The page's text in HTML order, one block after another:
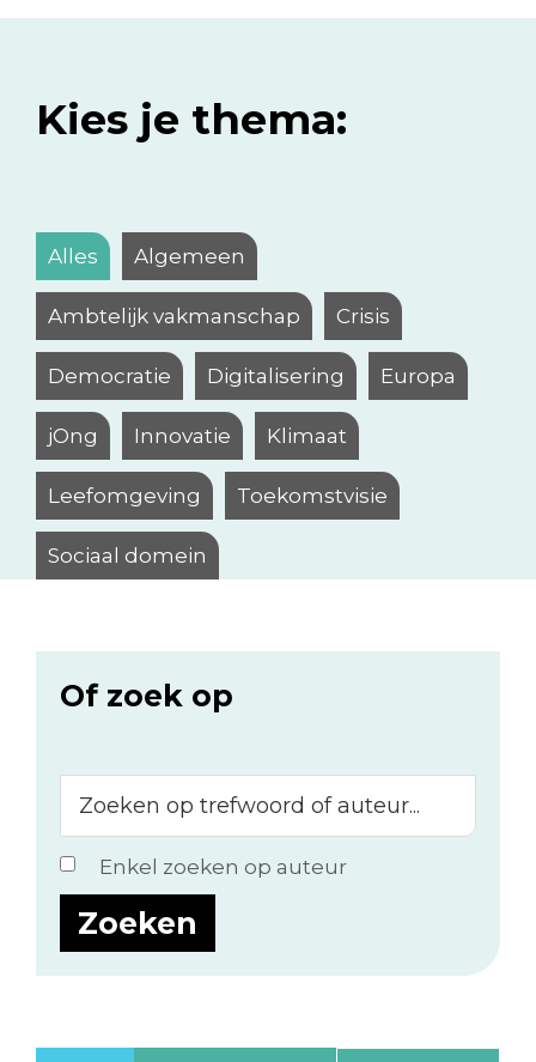
Kies je thema:
Alles Algemeen
Ambtelijk vakmanschap Crisis
Democratie Digitalisering Europa
jOng Innovatie Klimaat
Leefomgeving Toekomstvisie
Sociaal domein
Of zoek op
op
trefwoord
of
auteur...
Enkel zoeken op auteur